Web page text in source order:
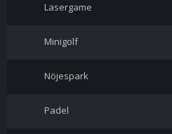
Lasergame
Minigolf
Nöjespark
Padel